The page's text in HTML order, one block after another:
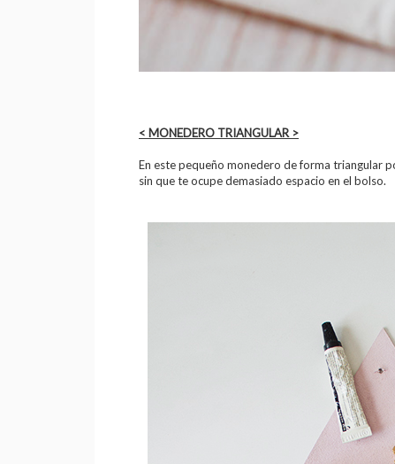
< MONEDERO TRIANGULAR >
En este pequeño monedero de forma triangular
sin que te ocupe demasiado espacio en el bolso.